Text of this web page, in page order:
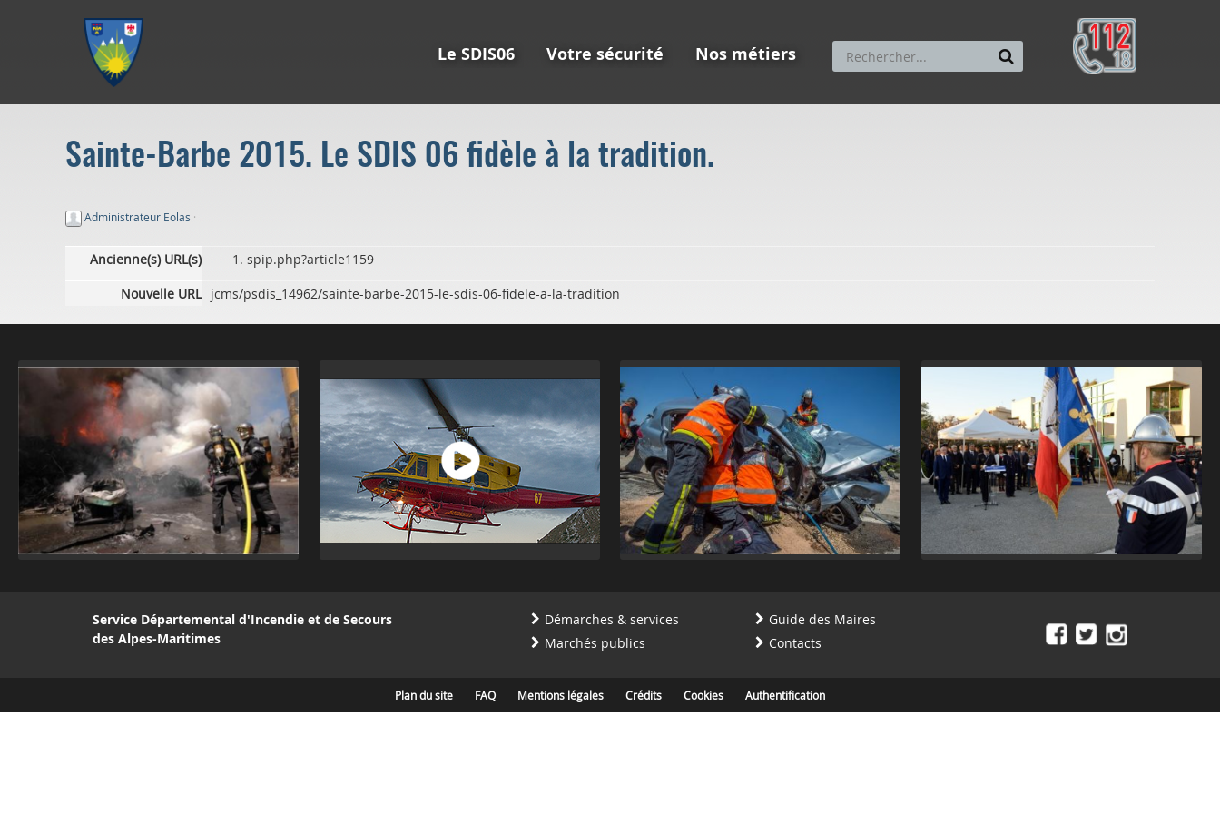
Le SDIS06 Votre sécurité Nos métiers
Sainte-Barbe 2015. Le SDIS 06 fidèle à la tradition.
Administrateur Eolas ·
Ancienne(s) URL(s)
spip.php?article1159
Nouvelle URL jcms/psdis_14962/sainte-barbe-2015-le-sdis-06-fidele-a-la-tradition
Service Départemental d'Incendie et de Secours
des Alpes-Maritimes
Démarches & services
Marchés publics
Guide des Maires
Contacts
Plan du site FAQ Mentions légales Crédits Cookies Authentification